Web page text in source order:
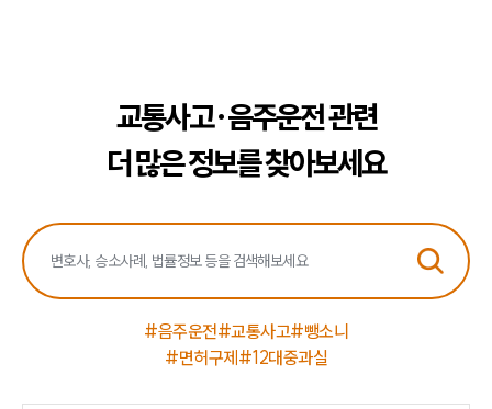
교통사고·음주운전 관련
더 많은 정보를 찾아보세요
#음주운전#교통사고#뺑소니
#면허구제#12대중과실